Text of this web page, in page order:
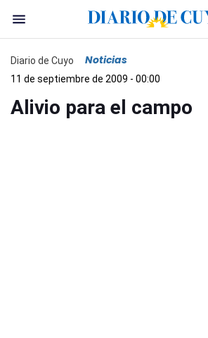
Diario de Cuyo Noticias
11 de septiembre de 2009 - 00:00
Alivio para el campo